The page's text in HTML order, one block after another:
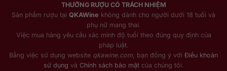
THƯỞNG RƯỢU CÓ TRÁCH NHIỆM
Sản phẩm rượu tại QKAWine không dành cho người dưới 18 tuổi và
phụ nữ mang thai.
Việc mua hàng yêu cầu xác minh độ tuổi theo đúng quy định của
pháp luật.
Bằng việc sử dụng website qkawine.com , bạn đồng ý với Điều khoản
sử dụng và Chính sách bảo mậtcủa chúng tôi.